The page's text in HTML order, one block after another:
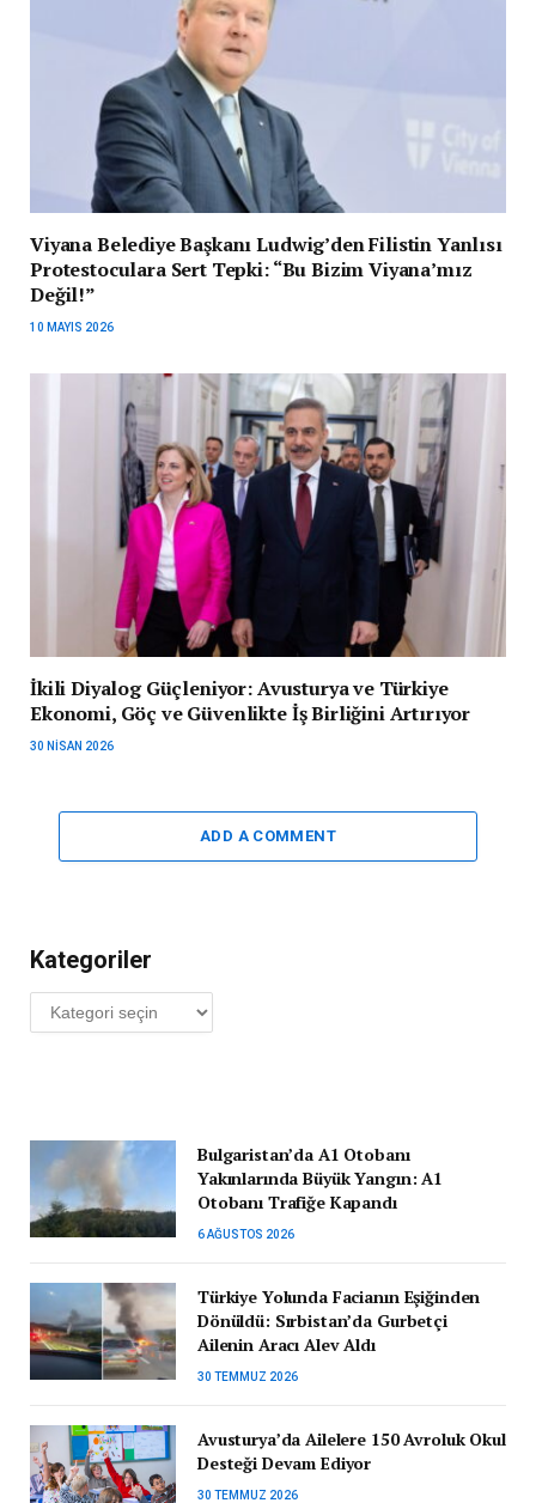
Viyana Belediye Başkanı Ludwig’den Filistin Yanlısı
Protestoculara Sert Tepki: “Bu Bizim Viyana’mız
Değil!”
10 MAYIS 2026
İkili Diyalog Güçleniyor: Avusturya ve Türkiye
Ekonomi, Göç ve Güvenlikte İş Birliğini Artırıyor
30 NISAN 2026
ADD A COMMENT
Kategoriler
Kategoriler
Bulgaristan’da A1 Otobanı
Yakınlarında Büyük Yangın: A1
Otobanı Trafiğe Kapandı
6 AĞUSTOS 2026
Türkiye Yolunda Facianın Eşiğinden
Dönüldü: Sırbistan’da Gurbetçi
Ailenin Aracı Alev Aldı
30 TEMMUZ 2026
Avusturya’da Ailelere 150 Avroluk Okul
Desteği Devam Ediyor
30 TEMMUZ 2026